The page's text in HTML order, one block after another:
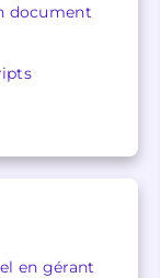
document
en gérant